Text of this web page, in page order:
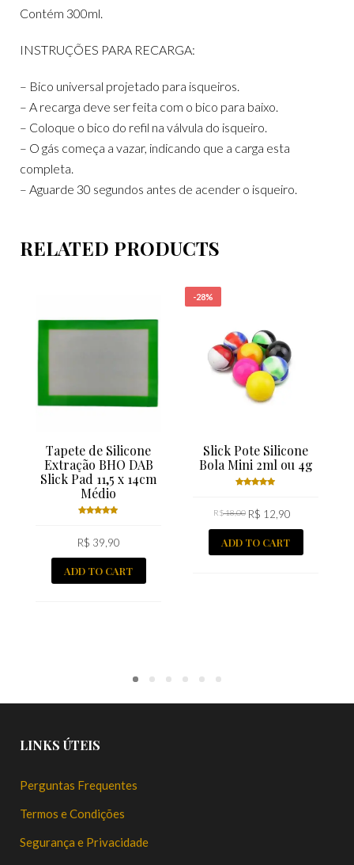
Contém 300ml.
INSTRUÇÕES PARA RECARGA:
– Bico universal projetado para isqueiros.
– A recarga deve ser feita com o bico para baixo.
– Coloque o bico do refil na válvula do isqueiro.
– O gás começa a vazar, indicando que a carga esta
completa.
– Aguarde 30 segundos antes de acender o isqueiro.
RELATED PRODUCTS
Tapete de Silicone
Extração BHO DAB
Slick Pad 11,5 x 14cm
Médio
5.00out
of 5
R$ 39,90
ADD TO CART
-28%
Slick Pote Silicone
Bola Mini 2ml ou 4g
5.00out
of 5
R$18,00 R$ 12,90
ADD TO CART
LINKS ÚTEIS
Perguntas Frequentes
Termos e Condições
Segurança e Privacidade